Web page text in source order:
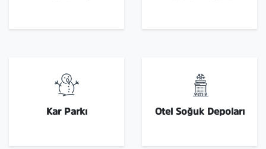
Kar Parkı Otel Soğuk Depoları